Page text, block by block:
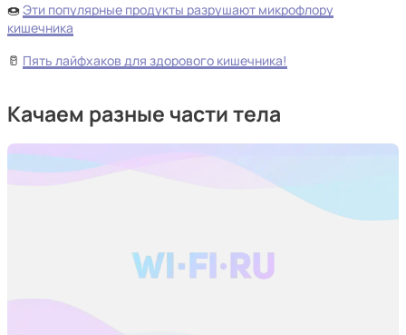
🍩Эти популярные продукты разрушают микрофлору
кишечника
🥛 Пять лайфхаков для здорового кишечника!
Качаем разные части тела